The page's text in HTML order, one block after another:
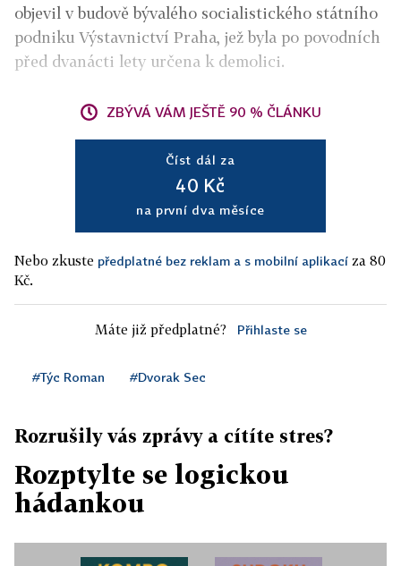
objevil v budově bývalého socialistického státního
podniku Výstavnictví Praha, jež byla po povodních
před dvanácti lety určena k demolici.
ZBÝVÁ VÁM JEŠTĚ 90 % ČLÁNKU
Číst dál za
40 Kč
na první dva měsíce
Nebo zkuste předplatné bez reklam a s mobilní aplikací za 80
Kč.
Máte již předplatné? Přihlaste se
#Týc Roman #Dvorak Sec
Rozrušily vás zprávy a cítíte stres?
Rozptylte se logickou
hádankou